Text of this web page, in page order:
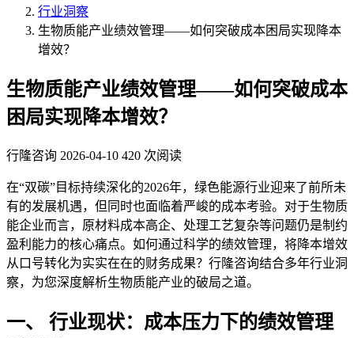
行业洞察
生物质能产业绩效管理——如何突破成本困局实现降本
增效？
生物质能产业绩效管理——如何突破成本
困局实现降本增效？
行隆咨询 2026-04-10 420 次阅读
在“双碳”目标持续深化的2026年，绿色能源行业迎来了前所未
有的发展机遇，但同时也面临着严峻的成本考验。对于生物质
能企业而言，原材料成本高企、处理工艺复杂等问题仍是制约
盈利能力的核心痛点。如何通过科学的绩效管理，将降本增效
从口号转化为实实在在的财务成果？行隆咨询结合多年行业洞
察，为您深度解析生物质能产业的破局之道。
一、 行业现状：成本压力下的绩效管理